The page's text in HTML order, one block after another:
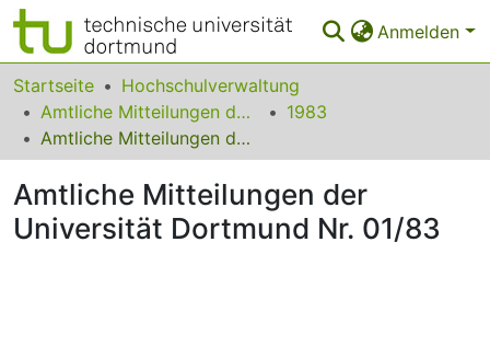
Anmelden
Bereiche & Sammlungen
Das gesamte Repositorium
FAQ
Startseite
Hochschulverwaltung
Amtliche Mitteilungen der Technischen Universität Dortmund
1983
Amtliche Mitteilungen der Universität Dortmund Nr. 01/83
Amtliche Mitteilungen der
Universität Dortmund Nr. 01/83